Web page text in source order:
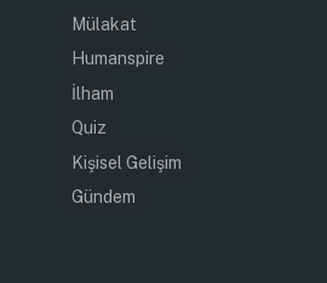
Mülakat
Humanspire
İlham
Quiz
Kişisel Gelişim
Gündem